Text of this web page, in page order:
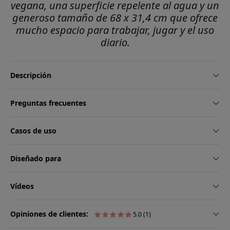
vegana, una superficie repelente al agua y un
generoso tamaño de 68 x 31,4 cm que ofrece
mucho espacio para trabajar, jugar y el uso
diario.
Descripción
Preguntas frecuentes
Casos de uso
Diseñado para
Vídeos
Opiniones de clientes: 5.0 (1)